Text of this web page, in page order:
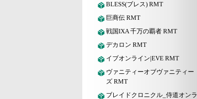
BLESS(ブレス) RMT
巨商伝 RMT
戦国IXA 千万の覇者 RMT
デカロン RMT
イブオンライン|EVE RMT
ヴァニティーオブヴァニティー
ズ RMT
ブレイドクロニクル_侍道オンラ